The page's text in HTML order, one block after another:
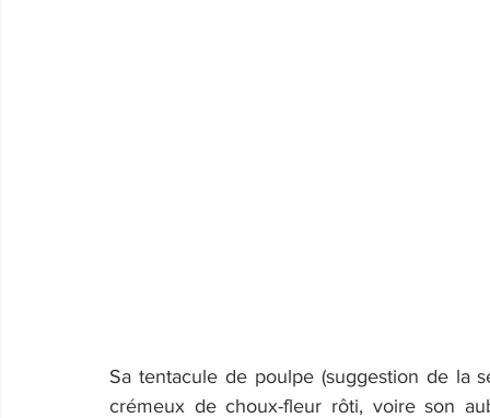
Sa tentacule de poulpe (suggestion de la
crémeux de choux-fleur rôti, voire son